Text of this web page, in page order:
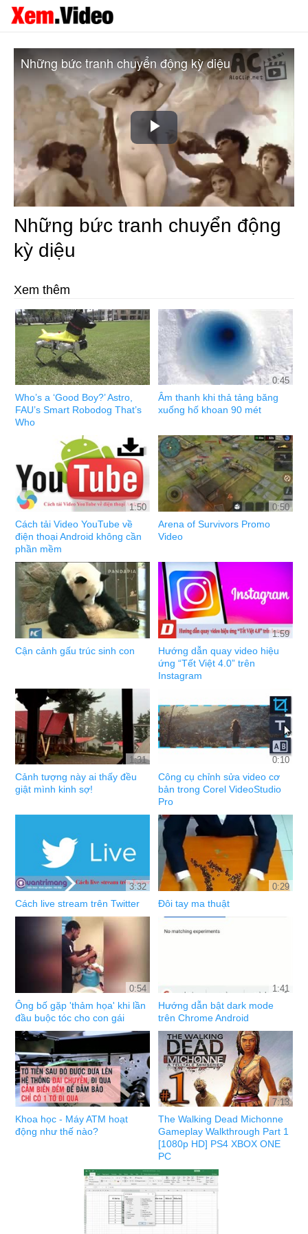
Play
Video
Những bức tranh chuyển động kỳ diệu
Những bức tranh chuyển động
kỳ diệu
Xem thêm
Who’s a ‘Good Boy?’ Astro,
FAU’s Smart Robodog That’s
Who
0:45
Âm thanh khi thả tảng băng
xuống hố khoan 90 mét
1:50
Cách tải Video YouTube về
điện thoại Android không cần
phần mềm
0:50
Arena of Survivors Promo
Video
Cận cảnh gấu trúc sinh con
1:59
Hướng dẫn quay video hiệu
ứng “Tết Việt 4.0” trên
Instagram
1:31
Cảnh tượng này ai thấy đều
giật mình kinh sợ!
0:10
Công cụ chỉnh sửa video cơ
bản trong Corel VideoStudio
Pro
3:32
Cách live stream trên Twitter
0:29
Đôi tay ma thuật
0:54
Ông bố gặp 'thảm họa' khi lần
đầu buộc tóc cho con gái
1:41
Hướng dẫn bật dark mode
trên Chrome Android
Khoa học - Máy ATM hoạt
động như thế nào?
7:13
The Walking Dead Michonne
Gameplay Walkthrough Part 1
[1080p HD] PS4 XBOX ONE
PC